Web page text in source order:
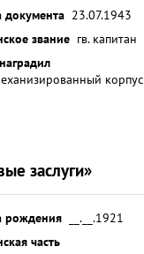
документа 23.07.1943
звание гв. капитан
корпус
заслуги»
рождения
__.__.1921
часть